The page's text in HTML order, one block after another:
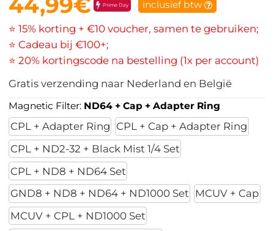
Prime Day inclusief btw
⭐ 15% korting + €10 voucher, samen te gebruiken;
⭐ Cadeau bij €100+;
⭐ 20% kortingscode na bestelling (1x per account)
Gratis verzending naar Nederland en België
Magnetic Filter: ND64 + Cap + Adapter Ring
CPL + Adapter Ring CPL + Cap + Adapter Ring
CPL + ND2-32 + Black Mist 1/4 Set
CPL + ND8 + ND64 Set
GND8 + ND8 + ND64 + ND1000 Set
MCUV + Cap
MCUV + CPL + ND1000 Set